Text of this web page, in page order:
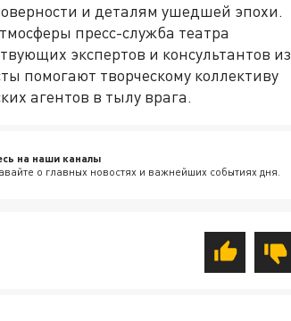
и деталям ушедшей эпохи.
пресс-служба театра
экспертов и консультантов из
помогают творческому коллективу
агентов в тылу врага.
на наши каналы
о главных новостях и важнейших событиях дня.